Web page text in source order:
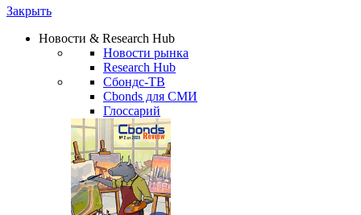
Закрыть
Новости & Research Hub
Новости рынка
Research Hub
Сбондс-ТВ
Cbonds для СМИ
Глоссарий